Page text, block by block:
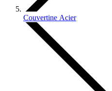
Couvertine Acier